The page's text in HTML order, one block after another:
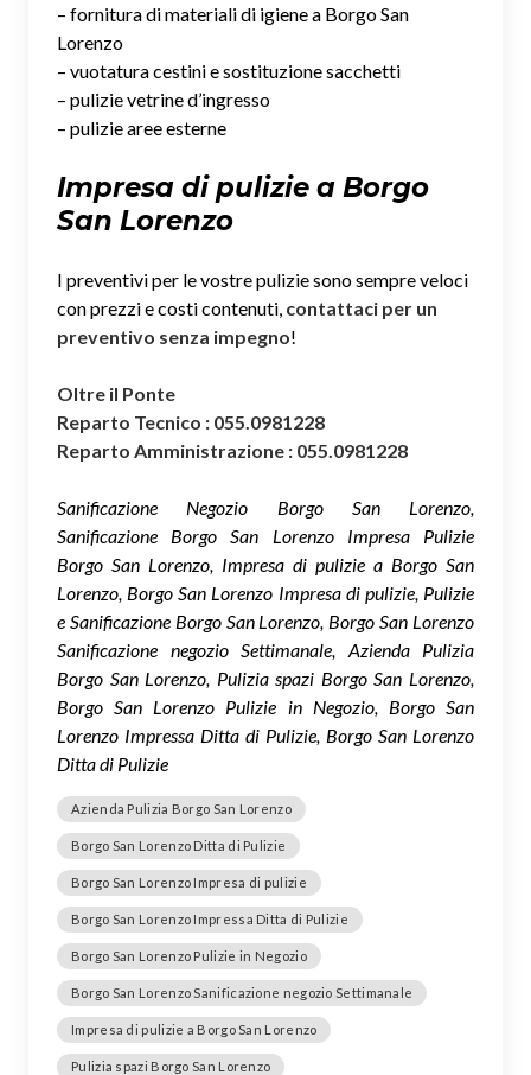
– fornitura di materiali di igiene a Borgo San
Lorenzo
– vuotatura cestini e sostituzione sacchetti
– pulizie vetrine d’ingresso
– pulizie aree esterne
Impresa di pulizie a Borgo
San Lorenzo
I preventivi per le vostre pulizie sono sempre veloci
con prezzi e costi contenuti, contattaci per un
preventivo senza impegno!
Oltre il Ponte
Reparto Tecnico : 055.0981228
Reparto Amministrazione : 055.0981228
Sanificazione Negozio Borgo San Lorenzo,
Sanificazione Borgo San Lorenzo Impresa Pulizie
Borgo San Lorenzo, Impresa di pulizie a Borgo San
Lorenzo, Borgo San Lorenzo Impresa di pulizie, Pulizie
e Sanificazione Borgo San Lorenzo, Borgo San Lorenzo
Sanificazione negozio Settimanale, Azienda Pulizia
Borgo San Lorenzo, Pulizia spazi Borgo San Lorenzo,
Borgo San Lorenzo Pulizie in Negozio, Borgo San
Lorenzo Impressa Ditta di Pulizie, Borgo San Lorenzo
Ditta di Pulizie
Azienda Pulizia Borgo San Lorenzo
Borgo San Lorenzo Ditta di Pulizie
Borgo San Lorenzo Impresa di pulizie
Borgo San Lorenzo Impressa Ditta di Pulizie
Borgo San Lorenzo Pulizie in Negozio
Borgo San Lorenzo Sanificazione negozio Settimanale
Impresa di pulizie a Borgo San Lorenzo
Pulizia spazi Borgo San Lorenzo